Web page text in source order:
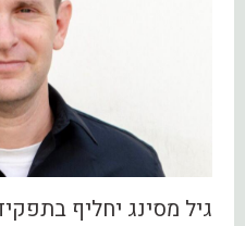
גיל מסינג יחליף